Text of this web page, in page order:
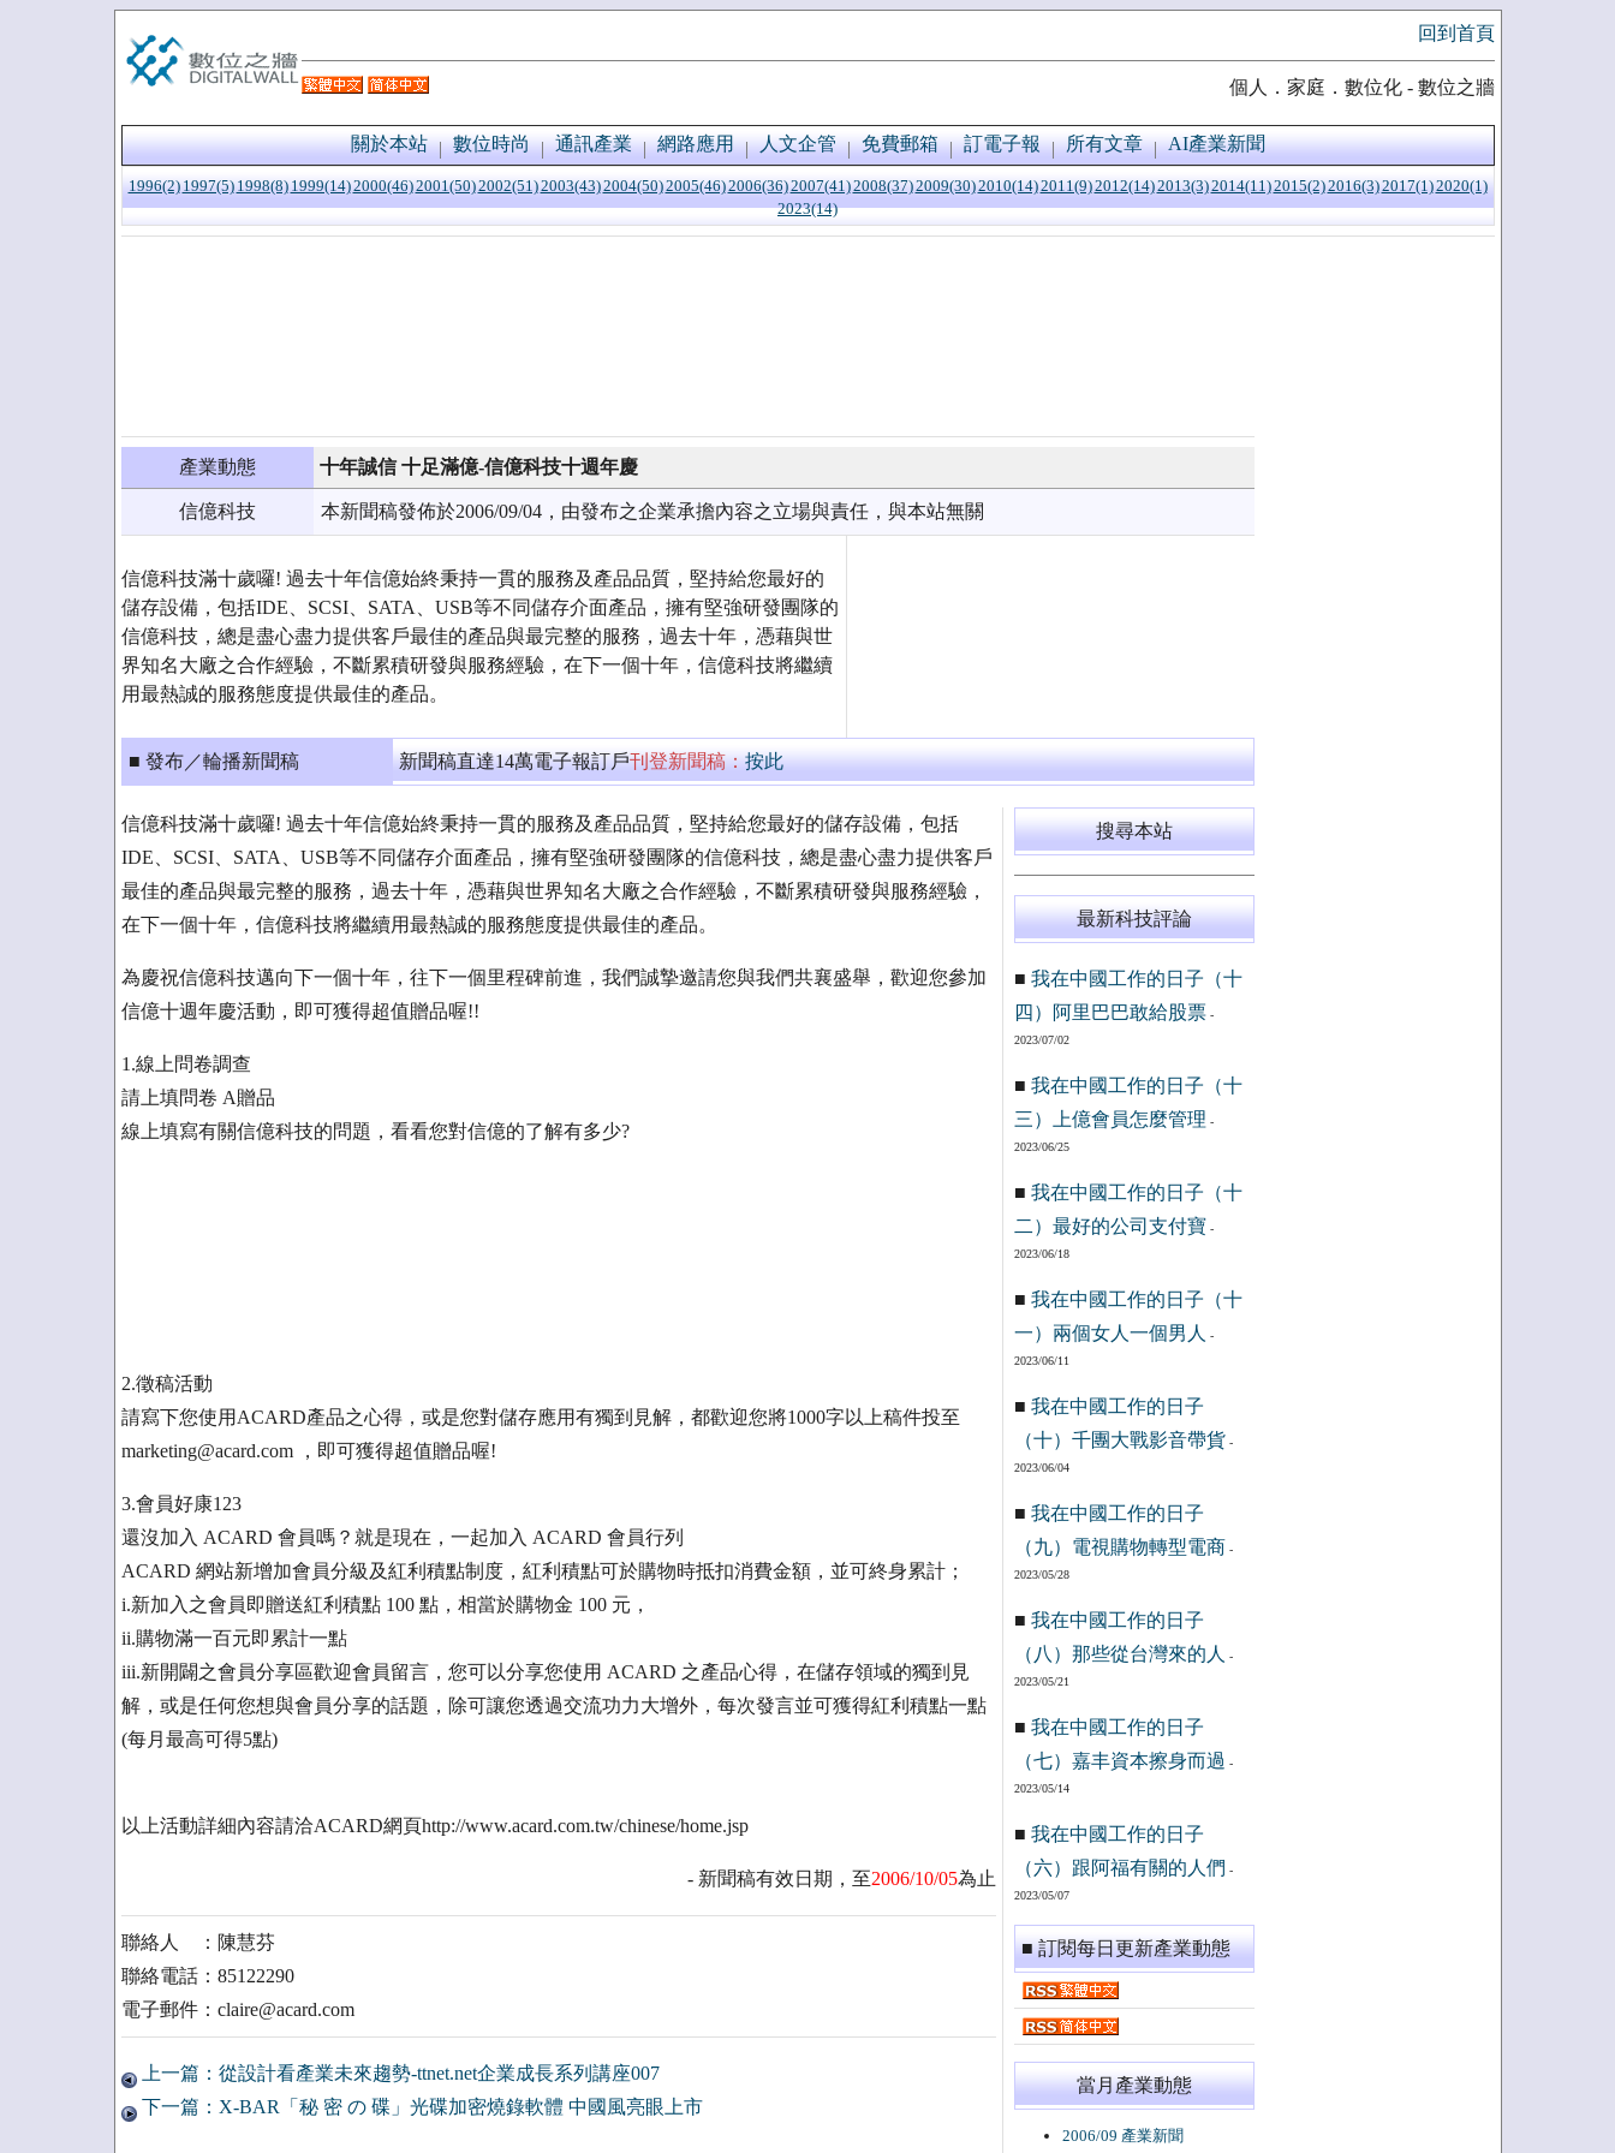
回到首頁
個人．家庭．數位化 - 數位之牆
關於本站 數位時尚 通訊產業 網路應用 人文企管 免費郵箱 訂電子報 所有文章 AI產業新聞
1996(2) 1997(5) 1998(8) 1999(14)2000(46)2001(50)2002(51)2003(43)2004(50)2005(46)2006(36)2007(41)2008(37)2009(30)2010(14)2011(9)2012(14)2013(3)2014(11)2015(2)2016(3)2017(1)2020(1)
2023(14)
產業動態 十年誠信 十足滿億-信億科技十週年慶
信億科技 本新聞稿發佈於2006/09/04，由發布之企業承擔內容之立場與責任，與本站無關
信億科技滿十歲囉! 過去十年信億始終秉持一貫的服務及產品品質，堅持給您最好的
儲存設備，包括IDE、SCSI、SATA、USB等不同儲存介面產品，擁有堅強研發團隊的
信億科技，總是盡心盡力提供客戶最佳的產品與最完整的服務，過去十年，憑藉與世
界知名大廠之合作經驗，不斷累積研發與服務經驗，在下一個十年，信億科技將繼續
用最熱誠的服務態度提供最佳的產品。
■ 發布／輪播新聞稿 新聞稿直達14萬電子報訂戶刊登新聞稿：按此
信億科技滿十歲囉! 過去十年信億始終秉持一貫的服務及產品品質，堅持給您最好的儲存設備，包括
IDE、SCSI、SATA、USB等不同儲存介面產品，擁有堅強研發團隊的信億科技，總是盡心盡力提供客戶
最佳的產品與最完整的服務，過去十年，憑藉與世界知名大廠之合作經驗，不斷累積研發與服務經驗，
在下一個十年，信億科技將繼續用最熱誠的服務態度提供最佳的產品。
為慶祝信億科技邁向下一個十年，往下一個里程碑前進，我們誠摯邀請您與我們共襄盛舉，歡迎您參加
信億十週年慶活動，即可獲得超值贈品喔!!
1.線上問卷調查
請上填問卷 A贈品
線上填寫有關信億科技的問題，看看您對信億的了解有多少?
2.徵稿活動
請寫下您使用ACARD產品之心得，或是您對儲存應用有獨到見解，都歡迎您將1000字以上稿件投至
marketing@acard.com ，即可獲得超值贈品喔!
3.會員好康123
還沒加入 ACARD 會員嗎？就是現在，一起加入 ACARD 會員行列
ACARD 網站新增加會員分級及紅利積點制度，紅利積點可於購物時抵扣消費金額，並可終身累計；
i.新加入之會員即贈送紅利積點 100 點，相當於購物金 100 元，
ii.購物滿一百元即累計一點
iii.新開闢之會員分享區歡迎會員留言，您可以分享您使用 ACARD 之產品心得，在儲存領域的獨到見
解，或是任何您想與會員分享的話題，除可讓您透過交流功力大增外，每次發言並可獲得紅利積點一點
(每月最高可得5點)
以上活動詳細內容請洽ACARD網頁http://www.acard.com.tw/chinese/home.jsp
- 新聞稿有效日期，至2006/10/05為止
聯絡人 ：陳慧芬
聯絡電話：85122290
電子郵件：claire@acard.com
上一篇：從設計看產業未來趨勢-ttnet.net企業成長系列講座007
下一篇：X-BAR「秘 密 の 碟」光碟加密燒錄軟體 中國風亮眼上市
搜尋本站
最新科技評論
■ 我在中國工作的日子（十
四）阿里巴巴敢給股票-
2023/07/02
■ 我在中國工作的日子（十
三）上億會員怎麼管理 -
2023/06/25
■ 我在中國工作的日子（十
二）最好的公司支付寶 -
2023/06/18
■ 我在中國工作的日子（十
一）兩個女人一個男人
-
2023/06/11
■ 我在中國工作的日子
（十）千團大戰影音帶貨 -
2023/06/04
■ 我在中國工作的日子
（九）電視購物轉型電商 -
2023/05/28
■ 我在中國工作的日子
（八）那些從台灣來的人
-
2023/05/21
■ 我在中國工作的日子
（七）嘉丰資本擦身而過 -
2023/05/14
■ 我在中國工作的日子
（六）跟阿福有關的人們 -
2023/05/07
■ 訂閱每日更新產業動態
當月產業動態
2006/09 產業新聞